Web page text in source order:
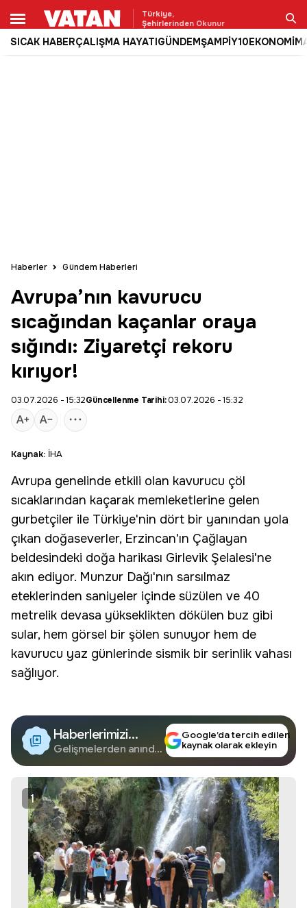
Türkiye,
Şehirlerinden Okunur
SICAK HABERÇALIŞMA HAYATIGÜNDEMŞAMPİY10EKONOMİ
Ara
Haberler Gündem Haberleri
Avrupa’nın kavurucu
sıcağından kaçanlar oraya
sığındı: Ziyaretçi rekoru
kırıyor!
03.07.2026 - 15:32Güncellenme Tarihi:03.07.2026 - 15:32
Kaynak: İHA
Avrupa genelinde etkili olan kavurucu çöl
sıcaklarından kaçarak memleketlerine gelen
gurbetçiler ile Türkiye'nin dört bir yanından yola
çıkan doğaseverler, Erzincan'ın Çağlayan
beldesindeki doğa harikası Girlevik Şelalesi'ne
akın ediyor. Munzur Dağı'nın sarsılmaz
eteklerinden saniyeler içinde süzülen ve 40
metrelik devasa yükseklikten dökülen buz gibi
sular, hem görsel bir şölen sunuyor hem de
kavurucu yaz günlerinde sismik bir serinlik vahası
sağlıyor.
Haberlerimizi
Google'da Takip
Edin
Gelişmelerden anında
Google’da tercih edilen
kaynak olarak ekleyin
1